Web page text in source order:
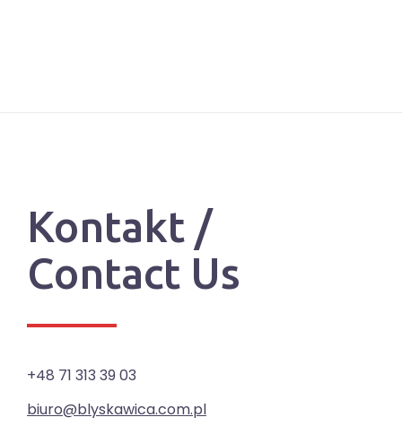
Kontakt /
Contact Us
+48 71 313 39 03
biuro@blyskawica.com.pl